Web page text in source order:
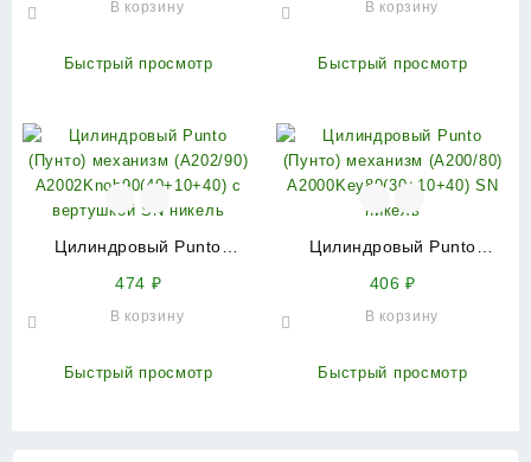
A2000Key70(30+10+30) SN
В корзину
Быстрый просмотр
A2002Knob60(25+10+25) с
В корзину
Быстрый просмотр
Цилиндровый Punto
A2002Knob90(40+10+40) с
474 ₽
В корзину
Быстрый просмотр
Цилиндровый Punto
A2000Key80(30+10+40) SN
406₽
В корзину
Быстрый просмотр